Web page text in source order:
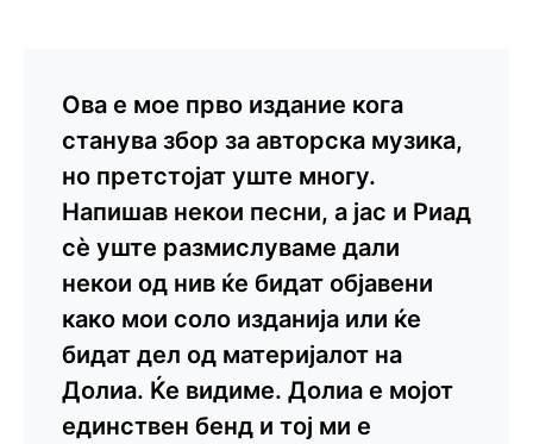
Ова е мое прво издание кога
станува збор за авторска музика,
но претстојат уште многу.
Напишав некои песни, а јас и Риад
сè уште размислуваме дали
некои од нив ќе бидат објавени
како мои соло изданија или ќе
бидат дел од материјалот на
Долиа. Ќе видиме. Долиа е мојот
единствен бенд и тој ми е